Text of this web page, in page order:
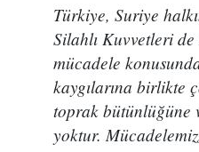
Türkiye, Suriye
Silahlı Kuvvetleri
mücadele
kaygılarına birlikte
toprak bütünlüğüne
yoktur.